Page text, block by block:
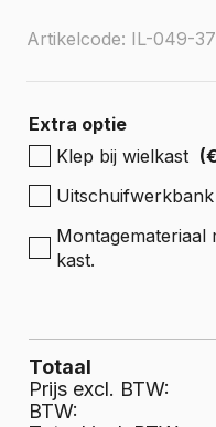
Partner
e Expert
Boxer
e Boxer
Artikelcode: IL-049-
Extra optie
Klep bij wielkast
Uitschuifwerkbank
kast.
Totaal
Prijs excl. BTW:
BTW: